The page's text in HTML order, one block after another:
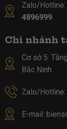
Zalo/Hotline:
4896999
Chi nhánh
Cơ sở 5:
Bắc Ninh
Zalo/Hotline:
E-mail: